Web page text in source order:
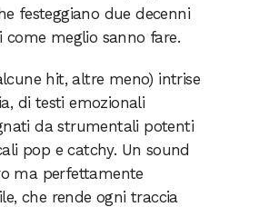
festeggiano due decenni
come meglio sanno fare.
hit, altre meno) intrise
di testi emozionali
da strumentali potenti
pop e catchy. Un sound
ma perfettamente
che rende ogni traccia